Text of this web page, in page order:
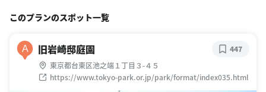
このプランのスポット一覧
A 旧岩崎邸庭園
東京都台東区池之端１丁目３-４５
https://www.tokyo-park.or.jp/park/format/index035.html
447